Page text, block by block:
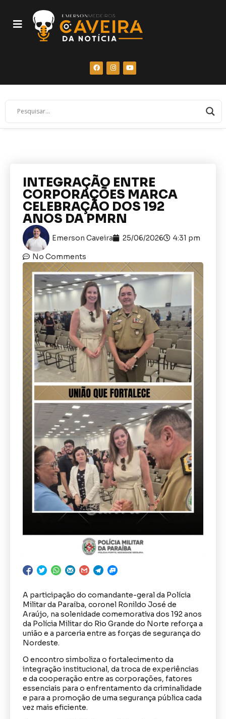
INTEGRAÇÃO ENTRE
CORPORAÇÕES MARCA
CELEBRAÇÃO DOS 192
ANOS DA PMRN
Emerson Caveira 25/06/2026 4:31 pm
No Comments
A participação do comandante-geral da Polícia
Militar da Paraíba, coronel Ronildo José de
Araújo, na solenidade comemorativa dos 192 anos
da Polícia Militar do Rio Grande do Norte reforça a
união e a parceria entre as forças de segurança do
Nordeste.
O encontro simboliza o fortalecimento da
integração institucional, da troca de experiências
e da cooperação entre as corporações, fatores
essenciais para o enfrentamento da criminalidade
e para a promoção de uma segurança pública cada
vez mais eficiente.